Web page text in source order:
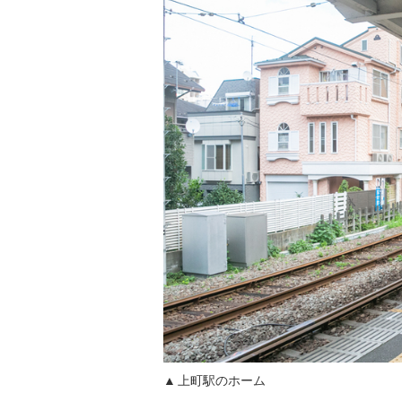
上町駅のホーム